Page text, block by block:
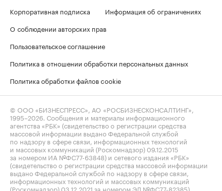
Корпоративная подписка
Информация об ограничениях
О соблюдении авторских прав
Пользовательское соглашение
Политика в отношении обработки персональных данных
Политика обработки файлов cookie
© ООО «БИЗНЕСПРЕСС», АО «РОСБИЗНЕСКОНСАЛТИНГ»,
1995–2026 . Сообщения и материалы информационного
агентства «РБК» (свидетельство о регистрации средства
массовой информации выдано Федеральной службой
по надзору в сфере связи, информационных технологий
и массовых коммуникаций (Роскомнадзор) 09.12.2015
за номером ИА №ФС77-63848) и сетевого издания «РБК»
(свидетельство о регистрации средства массовой информации
выдано Федеральной службой по надзору в сфере связи,
информационных технологий и массовых коммуникаций
(Роскомнадзор) 03.12.2021 за номером ЭЛ №ФС77-82385)